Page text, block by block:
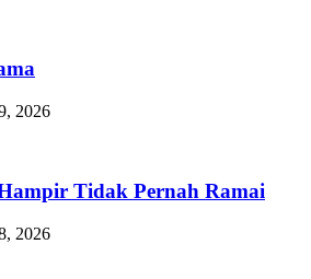
2026
Tidak Pernah Ramai
2026